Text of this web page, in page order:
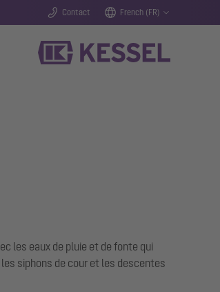
Contact French (FR)
les eaux de pluie et de fonte qui
siphons de cour et les descentes